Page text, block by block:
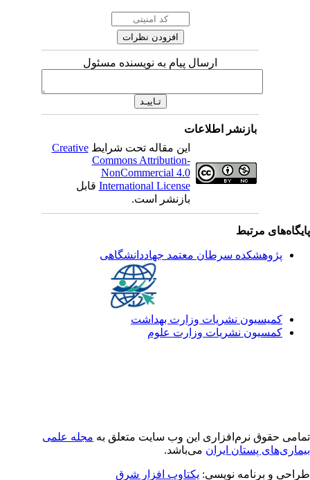
ارسال پیام به نویسنده مسئول
بازنشر اطلاعات
این مقاله تحت شرایطCreative
Commons Attribution-
NonCommercial 4.0
International Licenseقابل
بازنشر است.
مرتبط
پژوهشکده سرطان معتمد جهاددانشگاهی
کمیسیون نشریات وزارت بهداشت
کمسیون نشریات وزارت علوم
حقوق نرم‌افزاری اين وب سایت متعلق بهمجله علمی
پستان ایران می‌باشد.
و برنامه نویسی: یکتاوب افزار شرق